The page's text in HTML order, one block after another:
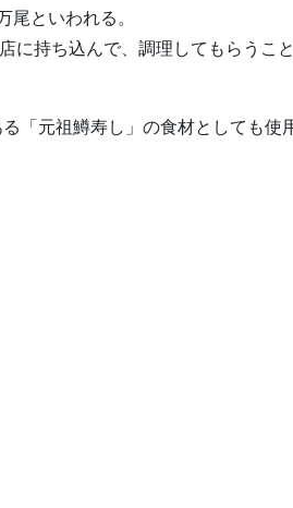
といわれる。
持ち込んで、調理してもらうこと
「元祖鱒寿し」の食材としても使